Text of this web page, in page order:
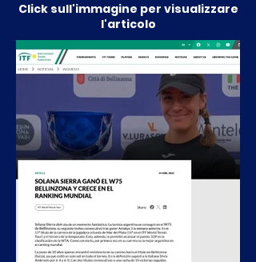
Click sull'immagine per visualizzare
l'articolo